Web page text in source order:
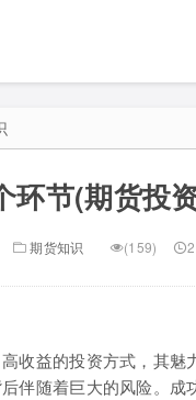
环节(期货投
期货知识 (159)
收益的投资方式，其
伴随着巨大的风险。